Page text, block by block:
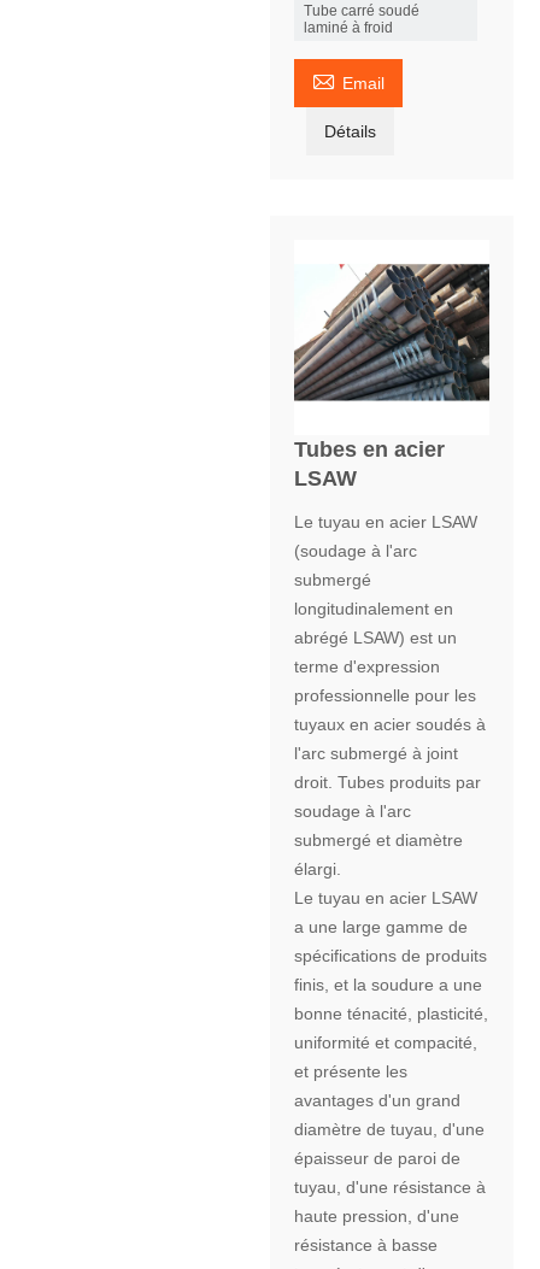
Tube carré soudé
laminé à froid
 Email
Détails
Tubes en acier
LSAW
Le tuyau en acier LSAW
(soudage à l'arc
submergé
longitudinalement en
abrégé LSAW) est un
terme d'expression
professionnelle pour les
tuyaux en acier soudés à
l'arc submergé à joint
droit. Tubes produits par
soudage à l'arc
submergé et diamètre
élargi.
Le tuyau en acier LSAW
a une large gamme de
spécifications de produits
finis, et la soudure a une
bonne ténacité, plasticité,
uniformité et compacité,
et présente les
avantages d'un grand
diamètre de tuyau, d'une
épaisseur de paroi de
tuyau, d'une résistance à
haute pression, d'une
résistance à basse